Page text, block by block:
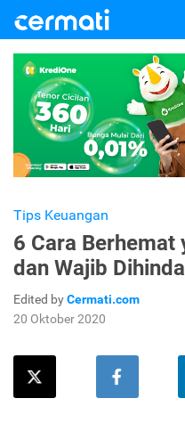
Tips Keuangan
6 Cara Berhemat
dan Wajib
Edited byCermati.com
20 Oktober 2020